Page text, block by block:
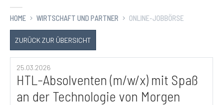
HOME WIRTSCHAFT UND PARTNER ONLINE-JOBBÖRSE
ZURÜCK ZUR ÜBERSICHT
25.03.2026
HTL-Absolventen (m/w/x) mit Spaß
an der Technologie von Morgen